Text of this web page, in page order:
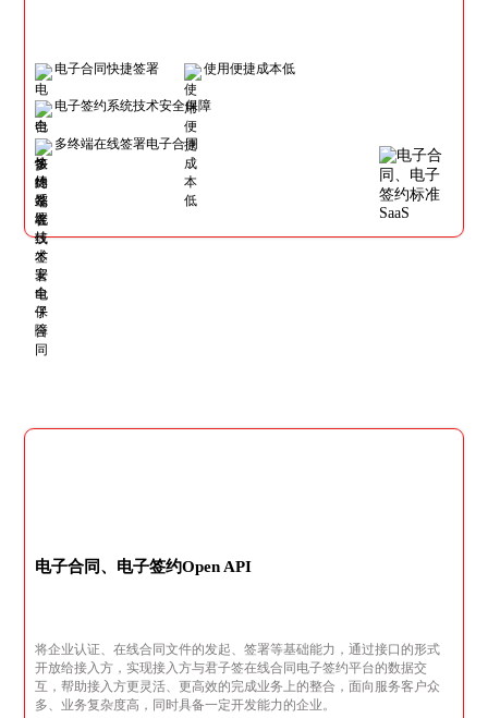
电子合同快捷签署 使用便捷成本低
电子签约系统技术安全保障
多终端在线签署电子合同
电子合同、电子签约Open API
将企业认证、在线合同文件的发起、签署等基础能力，通过接口的形式
开放给接入方，实现接入方与君子签在线合同电子签约平台的数据交
互，帮助接入方更灵活、更高效的完成业务上的整合，面向服务客户众
多、业务复杂度高，同时具备一定开发能力的企业。